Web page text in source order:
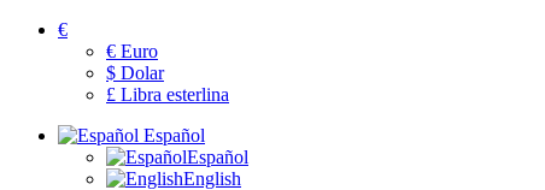
€
€ Euro
$ Dolar
£ Libra esterlina
Español
Español
English